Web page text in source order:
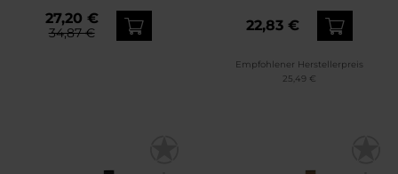
27,20 €
34,87 € 22,83 €
Empfohlener Herstellerpreis
25,49 €